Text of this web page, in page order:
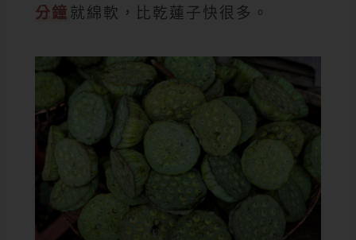
分鐘 就綿軟，比乾蓮子快很多。